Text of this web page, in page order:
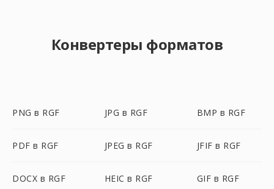
Конвертеры форматов
PNG в RGF JPG в RGF BMP в RGF
PDF в RGF JPEG в RGF JFIF в RGF
DOCX в RGF HEIC в RGF GIF в RGF